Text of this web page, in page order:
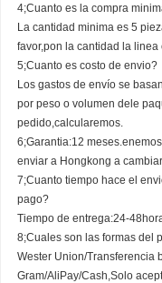
4;Cuanto es la compra
La cantidad minima es 5
favor,pon la cantidad la
5;Cuanto es costo de envio?
Los gastos de envío se
por peso o volumen dele
pedido,calcularemos.
6;Garantia:12
enviar a Hongkong a cambiar.
7;Cuanto tiempo hace el
pago?
Tiempo de entrega:24-
8;Cuales son las formas del
Wester Union/Transferencia
Gram/AliPay/Cash,Solo